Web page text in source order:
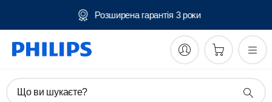
Розширена гарантія 3 роки
Що ви шукаєте?
Зареєструвати виріб